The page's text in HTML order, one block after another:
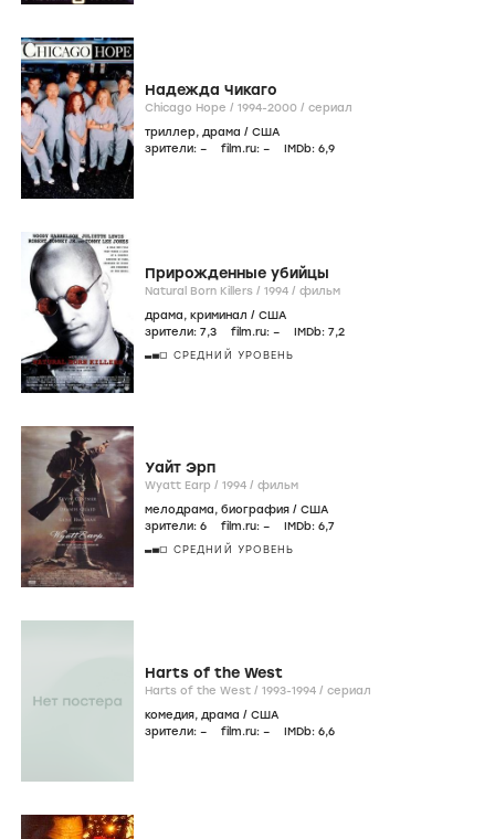
Надежда Чикаго
Chicago Hope / 1994-2000 / сериал
триллер, драма / США
зрители: – film.ru: – IMDb: 6,9
Прирожденные убийцы
Natural Born Killers / 1994 / фильм
драма, криминал / США
зрители: 7,3 film.ru: – IMDb: 7,2
СРЕДНИЙ УРОВЕНЬ
Уайт Эрп
Wyatt Earp / 1994 / фильм
мелодрама, биография / США
зрители: 6 film.ru: – IMDb: 6,7
СРЕДНИЙ УРОВЕНЬ
Harts of the West
Harts of the West / 1993-1994 / сериал
комедия, драма / США
зрители: – film.ru: – IMDb: 6,6